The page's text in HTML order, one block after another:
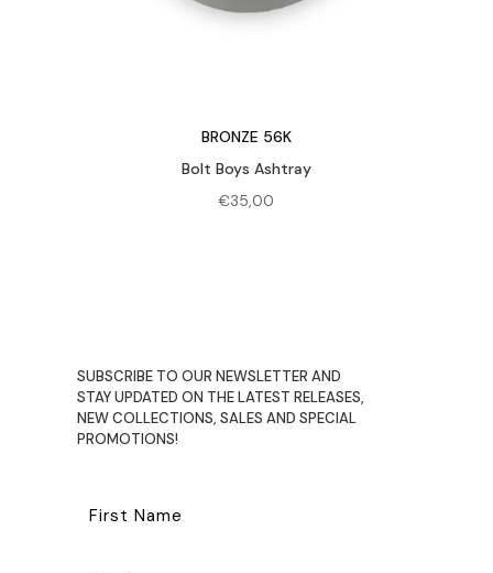
BRONZE 56K
Bolt Boys Ashtray
€35,00
SUBSCRIBE TO OUR NEWSLETTER AND
STAY UPDATED ON THE LATEST RELEASES,
NEW COLLECTIONS, SALES AND SPECIAL
PROMOTIONS!